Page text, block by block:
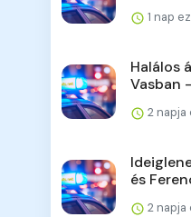
1 nap
Halálos
Vasban
2
és
2